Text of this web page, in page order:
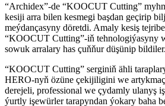
“Archidex”-de “KOOCUT Cutting”
kesiji arra bilen kesmegi başdan geçirip
meýdançasyny döretdi. Amaly kesiş
“KOOCUT Cutting”-iň tehnologiýasyny
sowuk arralary has çuňňur düşünip bildiler.
“KOOCUT Cutting” serginiň ähli
HERO-nyň özüne çekijiligini we
derejeli, professional we çydamly ulanyş
ýurtly işewürler tarapyndan ýokary baha